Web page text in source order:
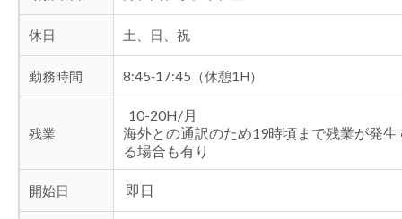
休日 土、日、祝
勤務時間 8:45‐17:45（休憩1H）
残業
10-20H/月
海外との通訳のため19時頃まで残業が発生
る場合も有り
開始日 即日